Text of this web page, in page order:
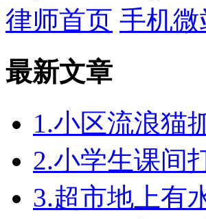
律师首页 手机微
最新文章
1.小区流浪猫
2.小学生课间
3.超市地上有